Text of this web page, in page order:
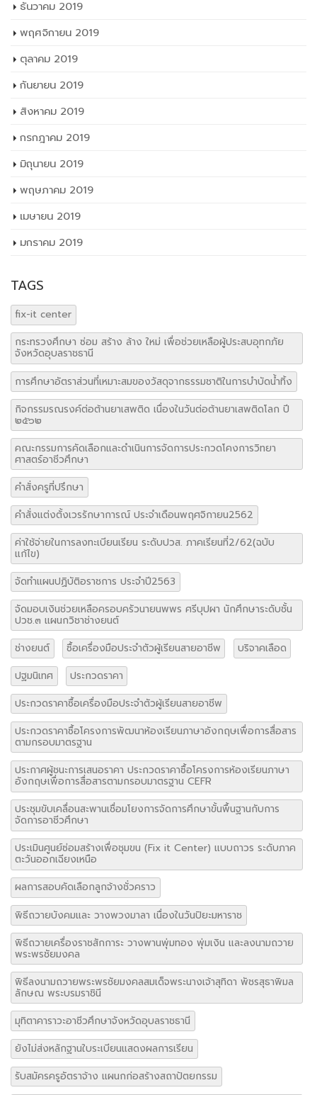
ธันวาคม 2019
พฤศจิกายน 2019
ตุลาคม 2019
กันยายน 2019
สิงหาคม 2019
กรกฎาคม 2019
มิถุนายน 2019
พฤษภาคม 2019
เมษายน 2019
มกราคม 2019
TAGS
fix-it center
กระทรวงศึกษา ซ่อม สร้าง ล้าง ใหม่ เพื่อช่วยเหลือผู้ประสบอุทกภัย
จังหวัดอุบลราชธานี
การศึกษาอัตราส่วนที่เหมาะสมของวัสดุจากธรรมชาติในการบำบัดน้ำทิ้ง
กิจกรรมรณรงค์ต่อต้านยาเสพติด เนื่องในวันต่อต้านยาเสพติดโลก ปี
๒๕๖๒
คณะกรรมการคัดเลือกและดำเนินการจัดการประกวดโคงการวิทยา
ศาสตร์อาชีวศึกษา
คำสั่งครูที่ปรึกษา
คำสั่งแต่งตั้งเวรรักษาการณ์ ประจำเดือนพฤศจิกายน2562
ค่าใช้จ่ายในการลงทะเบียนเรียน ระดับปวส. ภาคเรียนที่2/62(ฉบับ
แก้ไข)
จัดทำแผนปฏิบัติอราชการ ประจำปี2563
จัดมอบเงินช่วยเหลือครอบครัวนายนพพร ศรีบุปผา นักศึกษาระดับชั้น
ปวช.๓ แผนกวิชาช่างยนต์
ช่างยนต์
ซื้อเครื่องมือประจำตัวผู้เรียนสายอาชีพ
บริจาคเลือด
ปฐมนิเทศ
ประกวดราคา
ประกวดราคาซื้อเครื่องมือประจำตัวผู้เรียนสายอาชีพ
ประกวดราคาซื้อโครงการพัฒนาห้องเรียนภาษาอังกฤษเพื่อการสื่อสาร
ตามกรอบมาตรฐาน
ประกาศผู้ชนะการเสนอราคา ประกวดราคาซื้อโครงการห้องเรียนภาษา
อังกฤษเพื่อการสื่อสารตามกรอบมาตรฐาน CEFR
ประชุมขับเคลื่อนสะพานเชื่อมโยงการจัดการศึกษาขั้นพื้นฐานกับการ
จัดการอาชีวศึกษา
ประเมินศูนย์ซ่อมสร้างเพื่อชุมขน (Fix it Center) แบบถาวร ระดับภาค
ตะวันออกเฉียงเหนือ
ผลการสอบคัดเลือกลูกจ้างชั่วคราว
พิธีถวายบังคมและ วางพวงมาลา เนื่องในวันปิยะมหาราช
พิธีถวายเครื่องราชสักการะ วางพานพุ่มทอง พุ่มเงิน และลงนามถวาย
พระพรชัยมงคล
พิธีลงนามถวายพระพรชัยมงคลสมเด็จพระนางเจ้าสุทิดา พัชรสุธาพิมล
ลักษณ พระบรมราชินี
มุทิตาคาราวะอาชีวศึกษาจังหวัดอุบลราชธานี
ยังไม่ส่งหลักฐานใบระเบียนแสดงผลการเรียน
รับสมัครครูอัตราจ้าง แผนกก่อสร้างสถาปัตยกรรม